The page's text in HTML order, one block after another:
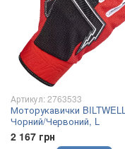
Артикул: 2763533
Моторукавички
Чорний/Червоний, L
2 167 грн